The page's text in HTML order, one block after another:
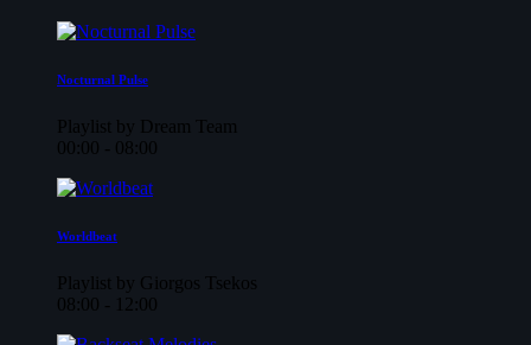
Nocturnal Pulse
Playlist by Dream Team
00:00 - 08:00
Worldbeat
Playlist by Giorgos Tsekos
08:00 - 12:00